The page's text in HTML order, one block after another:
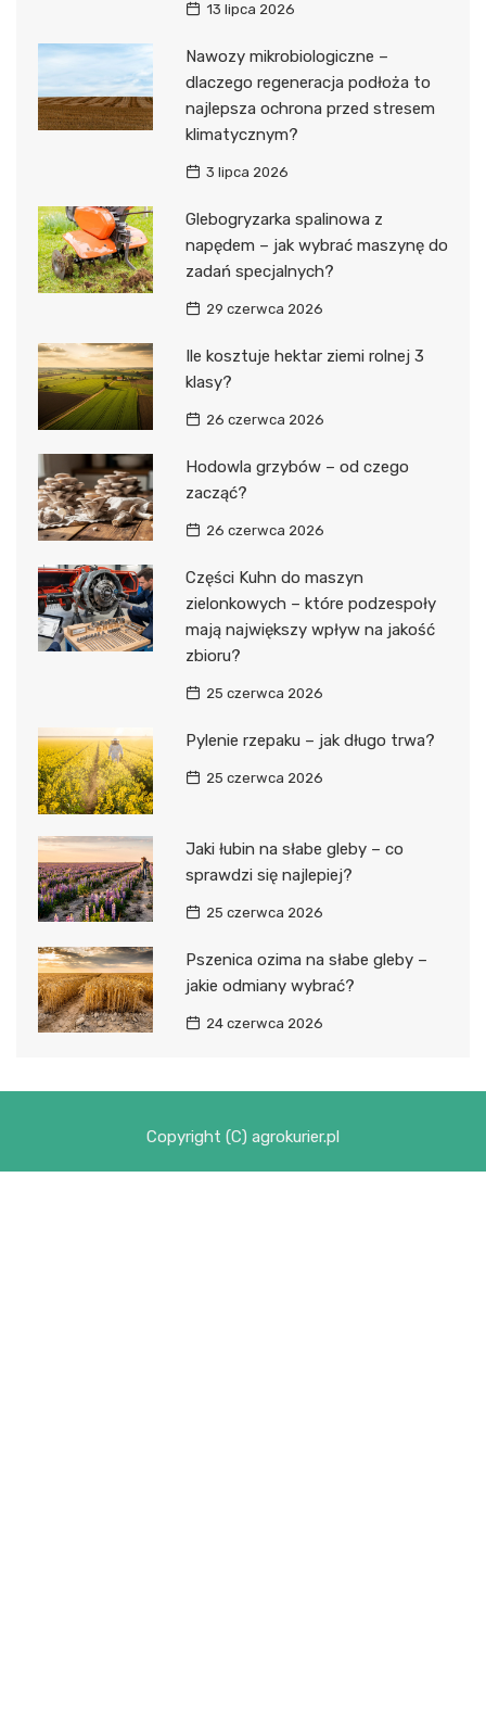
13 lipca 2026
Nawozy mikrobiologiczne –
dlaczego regeneracja podłoża to
najlepsza ochrona przed stresem
klimatycznym?
3 lipca 2026
Glebogryzarka spalinowa z
napędem – jak wybrać maszynę do
zadań specjalnych?
29 czerwca 2026
Ile kosztuje hektar ziemi rolnej 3
klasy?
26 czerwca 2026
Hodowla grzybów – od czego
zacząć?
26 czerwca 2026
Części Kuhn do maszyn
zielonkowych – które podzespoły
mają największy wpływ na jakość
zbioru?
25 czerwca 2026
Pylenie rzepaku – jak długo trwa?
25 czerwca 2026
Jaki łubin na słabe gleby – co
sprawdzi się najlepiej?
25 czerwca 2026
Pszenica ozima na słabe gleby –
jakie odmiany wybrać?
24 czerwca 2026
Copyright (C) agrokurier.pl